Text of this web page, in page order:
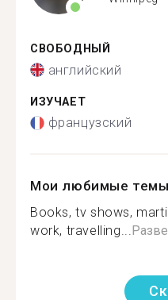
СВОБОДНЫЙ
английский
ИЗУЧАЕТ
французский
Мои любимые темы
Books, tv shows,
work, travelling...